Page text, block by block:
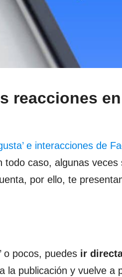
reacciones
e interacciones de
todo caso, algunas
por ello, te
o pocos, puedes ir
la publicación y vuelve a